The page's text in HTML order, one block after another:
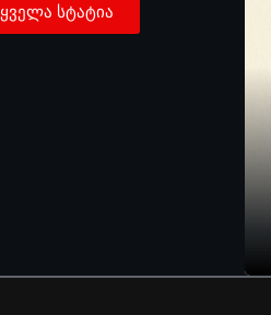
ყველა სტატია